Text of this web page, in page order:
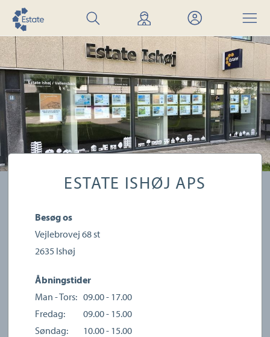
Søg
bolig
Find
mægler
Mit
Estate
Menu
ESTATE ISHØJ APS
Besøg os
Vejlebrovej 68 st
2635 Ishøj
Åbningstider
Man - Tors: 09.00 - 17.00
Fredag:
09.00 - 15.00
Søndag:
10.00 - 15.00